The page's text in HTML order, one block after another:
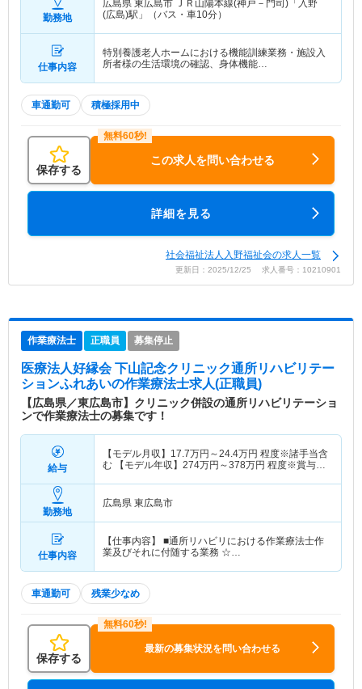
勤務地
広島県 東広島市 ＪＲ山陽本線(神戸－門司)「入野
(広島)駅」（バス・車10分）
仕事内容
特別養護老人ホームにおける機能訓練業務・施設入
所者様の生活環境の確認、身体機能…
車通勤可 積極採用中
保存する
この求人を問い合わせる
詳細を見る
社会福祉法人入野福祉会の求人一覧
更新日：2025/12/25 求人番号：10210901
作業療法士 正職員 募集停止
医療法人好縁会 下山記念クリニック通所リハビリテー
ションふれあいの作業療法士求人(正職員)
【広島県／東広島市】クリニック併設の通所リハビリテーショ
ンで作業療法士の募集です！
給与
【モデル月収】 17.7万円～24.4万円 程度※諸手当含
む 【モデル年収】 274万円～378万円 程度※賞与含
勤務地
広島県 東広島市
仕事内容
【仕事内容】 ■通所リハビリにおける作業療法士作
業及びそれに付随する業務 ☆…
車通勤可 残業少なめ
保存する
最新の募集状況を問い合わせる